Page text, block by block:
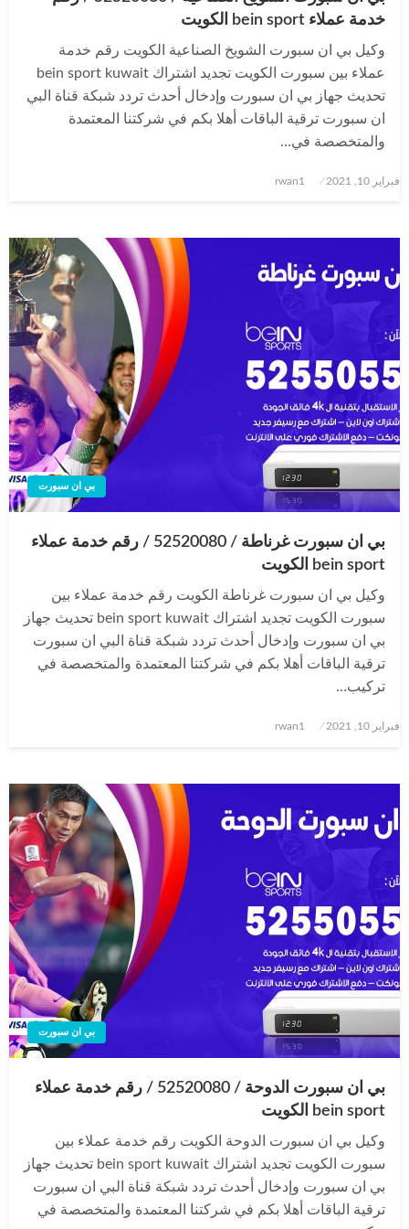
خدمة عملاء bein sport الكويت
وكيل بي ان سبورت الشويخ الصناعية الكويت رقم خدمة
عملاء بين سبورت الكويت تجديد اشتراك bein sport kuwait
تحديث جهاز بي ان سبورت وإدخال أحدث تردد شبكة قناة البي
ان سبورت ترقية الباقات أهلا بكم في شركتنا المعتمدة
والمتخصصة في…
نُشر
فبراير 10, 2021 rwan1
بي ان سبورت
بي ان سبورت غرناطة / 52520080 / رقم خدمة عملاء
bein sport الكويت
وكيل بي ان سبورت غرناطة الكويت رقم خدمة عملاء بين
سبورت الكويت تجديد اشتراك bein sport kuwait تحديث جهاز
بي ان سبورت وإدخال أحدث تردد شبكة قناة البي ان سبورت
ترقية الباقات أهلا بكم في شركتنا المعتمدة والمتخصصة في
تركيب…
نُشر
فبراير 10, 2021 rwan1
بي ان سبورت
بي ان سبورت الدوحة / 52520080 / رقم خدمة عملاء
bein sport الكويت
وكيل بي ان سبورت الدوحة الكويت رقم خدمة عملاء بين
سبورت الكويت تجديد اشتراك bein sport kuwait تحديث جهاز
بي ان سبورت وإدخال أحدث تردد شبكة قناة البي ان سبورت
ترقية الباقات أهلا بكم في شركتنا المعتمدة والمتخصصة في